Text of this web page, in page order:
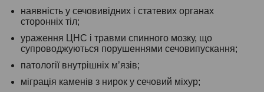
наявність у сечовивідних і статевих органах
сторонніх тіл;
ураження ЦНС і травми спинного мозку, що
супроводжуються порушеннями сечовипускання;
патології внутрішніх м’язів;
міграція каменів з нирок у сечовий міхур;